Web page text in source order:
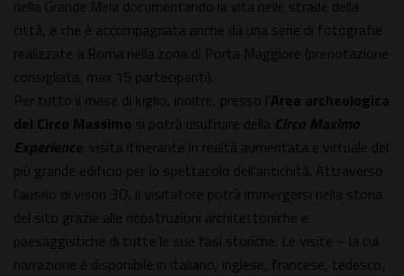
nella Grande Mela documentando la vita nelle strade della
città, e che è accompagnata anche da una serie di fotografie
realizzate a Roma nella zona di Porta Maggiore (prenotazione
consigliata, max 15 partecipanti).
Per tutto il mese di luglio, inoltre, presso l'Area archeologica
del Circo Massimo si potrà usufruire della Circo Maximo
Experience, visita itinerante in realtà aumentata e virtuale del
più grande edificio per lo spettacolo dell'antichità. Attraverso
l'ausilio di visori 3D, il visitatore potrà immergersi nella storia
del sito grazie alle ricostruzioni architettoniche e
paesaggistiche di tutte le sue fasi storiche. Le visite – la cui
narrazione è disponibile in italiano, inglese, francese, tedesco,